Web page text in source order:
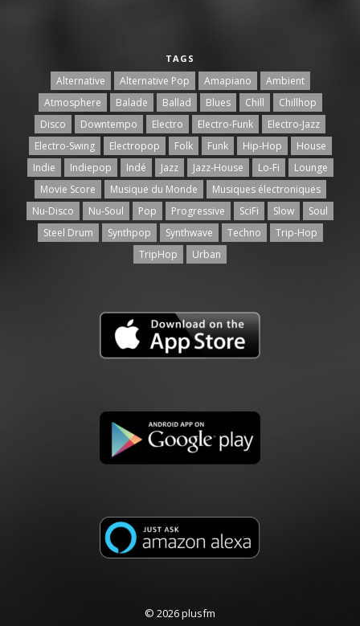
TAGS
Alternative Alternative Pop Amapiano
Ambient
Atmosphere
Balade Ballad Blues Chill
Chillhop
Disco
Downtempo Electro Electro-Funk
Electro-Jazz
Electro-Swing
Electropop Folk Funk Hip-Hop
House
Indie
Indiepop Indé Jazz Jazz-House Lo-Fi
Lounge
Movie Score
Musique du Monde
Musiques électroniques
Nu-Disco
Nu-Soul Pop Progressive SciFi Slow
Soul
Steel Drum
Synthpop Synthwave Techno
Trip-Hop
TripHop
Urban
© 2026 plusfm